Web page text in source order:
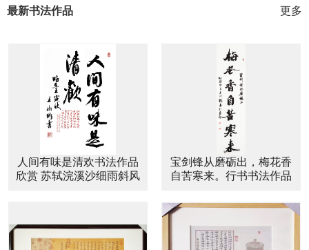
更多
最新书法作品
人间有味是清欢书法作品
欣赏 苏轼浣溪沙细雨斜风
宝剑锋从磨砺出，梅花香
自苦寒来。行书书法作品